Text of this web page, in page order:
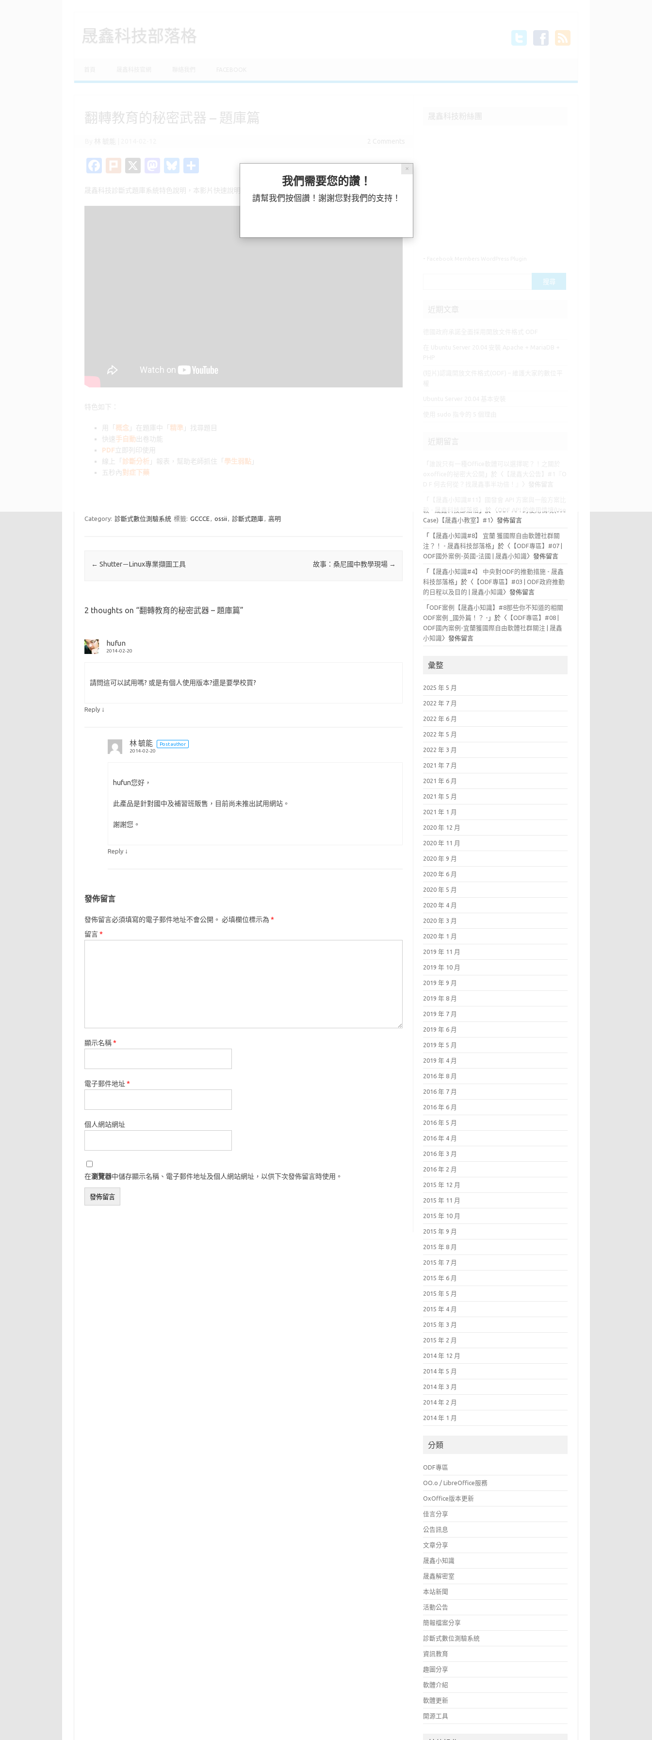
晟鑫科技部落格
翻轉教育的秘密武器 – 題庫篇
Fa
e
Pl
k
X
M
t
Bl
es
晟鑫科技診斷式題庫系統特色說明，本影片快速說明題庫出卷、考試、診斷的相關效果！
特色如下：
用「 概念」在題庫中「 精準」找尋題目
快速手自動出卷功能
PDF立即列印使用
線上「 診斷分析」報表，幫助老師抓住「 學生弱點」
五秒內對症下藥
Category: 診斷式數位測驗系統 標籤: GCCCE, ossii , 診斷式題庫, 高明
Post navigation
← Shutter－Linux專業擷圖工具 故事：桑尼國中教學現場 →
2 thoughts on “翻轉教育的秘密武器 – 題庫篇”
hufun
2014-02-20
請問這可以試用嗎? 或是有個人使用版本?還是要學校買?
Reply ↓
林 毓能
Post author
2014-02-20
hufun您好，
此產品是針對國中及補習班販售，目前尚未推出試用網站。
謝謝您。
Reply ↓
發佈留言
發佈留言必須填寫的電子郵件地址不會公開。 必填欄位標示為 *
留言*
顯示名稱*
電子郵件地址*
個人網站網址
在瀏覽器中儲存顯示名稱、電子郵件地址及個人網站網址，以供下次發佈留言時使用。
晟鑫科技粉絲團
-
近期文章
近期留言
」於〈
〉發佈留言
」於〈
Case)【晟鑫小教室】#1 〉發佈留言
「
【晟鑫小知識#8】 宜蘭 獲國際自由軟體社群關
注？！ - 晟鑫科技部落格 」於〈 【ODF專區】#07 |
ODF國外案例-英國-法國 | 晟鑫小知識〉發佈留言
「
【晟鑫小知識#4】 中央對ODF的推動措施 - 晟鑫
科技部落格 」於〈 【ODF專區】#03 | ODF政府推動
的日程以及目的 | 晟鑫小知識〉發佈留言
「ODF案例【晟鑫小知識】#8那些你不知道的相關
ODF案例 _國外篇！？ - 」於〈 【ODF專區】#08 |
ODF國內案例-宜蘭獲國際自由軟體社群關注 | 晟鑫
小知識〉發佈留言
彙整
2025 年 5 月
2022 年 7 月
2022 年 6 月
2022 年 5 月
2022 年 3 月
2021 年 7 月
2021 年 6 月
2021 年 5 月
2021 年 1 月
2020 年 12 月
2020 年 11 月
2020 年 9 月
2020 年 6 月
2020 年 5 月
2020 年 4 月
2020 年 3 月
2020 年 1 月
2019 年 11 月
2019 年 10 月
2019 年 9 月
2019 年 8 月
2019 年 7 月
2019 年 6 月
2019 年 5 月
2019 年 4 月
2016 年 8 月
2016 年 7 月
2016 年 6 月
2016 年 5 月
2016 年 4 月
2016 年 3 月
2016 年 2 月
2015 年 12 月
2015 年 11 月
2015 年 10 月
2015 年 9 月
2015 年 8 月
2015 年 7 月
2015 年 6 月
2015 年 5 月
2015 年 4 月
2015 年 3 月
2015 年 2 月
2014 年 12 月
2014 年 5 月
2014 年 3 月
2014 年 2 月
2014 年 1 月
分類
ODF專區
OO.o / LibreOffice服務
OxOffice版本更新
佳言分享
公告訊息
文章分享
晟鑫小知識
晟鑫解密室
本站新聞
活動公告
簡報檔案分享
診斷式數位測驗系統
資訊教育
趣圖分享
軟體介紹
軟體更新
開源工具
✕
我們需要您的讚！
請幫我們按個讚！謝謝您對我們的支持！